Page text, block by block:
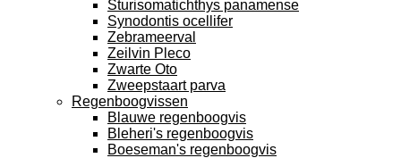
Sturisomatichthys panamense
Synodontis ocellifer
Zebrameerval
Zeilvin Pleco
Zwarte Oto
Zweepstaart parva
Regenboogvissen
Blauwe regenboogvis
Bleheri's regenboogvis
Boeseman's regenboogvis